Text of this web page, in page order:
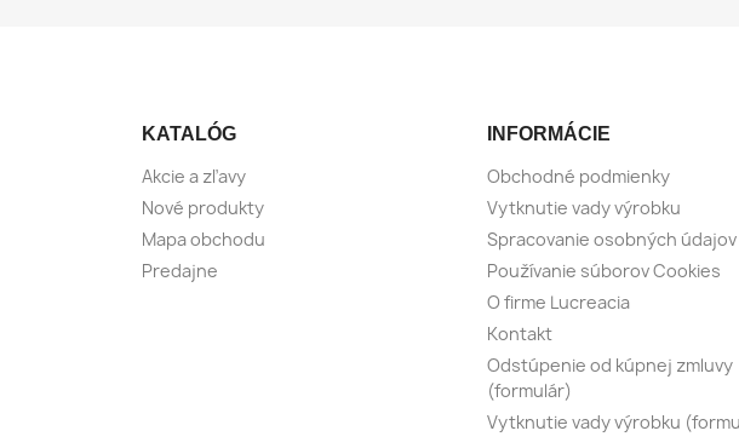
KATALÓG
Akcie a zľavy
Nové produkty
Mapa obchodu
Predajne
INFORMÁCIE
Obchodné podmienky
Vytknutie vady výrobku
Spracovanie osobných údajov
Používanie súborov Cookies
O firme Lucreacia
Kontakt
Odstúpenie od kúpnej zmluvy
(formulár)
Vytknutie vady výrobku